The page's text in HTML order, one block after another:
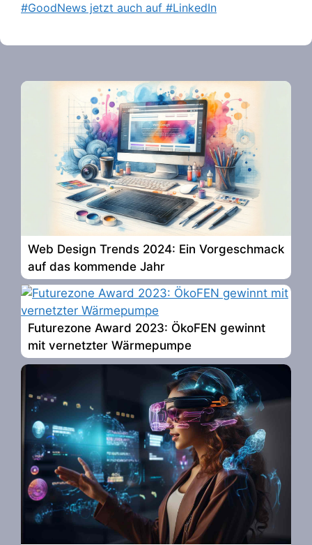
#GoodNews jetzt auch auf #LinkedIn
Web Design Trends 2024: Ein Vorgeschmack
auf das kommende Jahr
Futurezone Award 2023: ÖkoFEN gewinnt
mit vernetzter Wärmepumpe